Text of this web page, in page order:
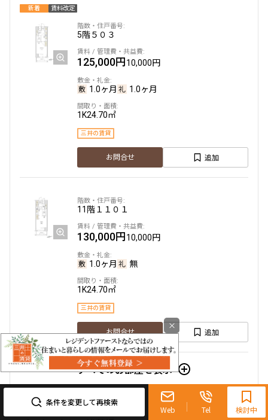
条件を変更して再検索
Web Tel
0120-321-719
9:30~18:00（水曜定休）
検討中
新着 賃料改定
5階５０３
125,000円10,000円
1.0ヶ月 1.0ヶ月
1K24.70㎡
三井の賃貸
お問合せ 追加
11階１１０１
130,000円10,000円
1.0ヶ月 無
1K24.70㎡
三井の賃貸
お問合せ 追加
すべてのお部屋を表示
×